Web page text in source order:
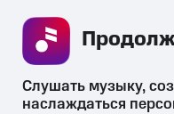
Слушать музыку,
наслаждаться